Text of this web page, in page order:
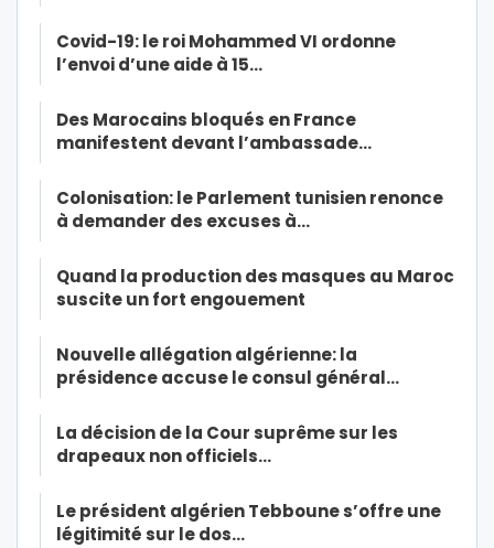
Covid-19: le roi Mohammed VI ordonne
l’envoi d’une aide à 15…
Des Marocains bloqués en France
manifestent devant l’ambassade…
Colonisation: le Parlement tunisien renonce
à demander des excuses à…
Quand la production des masques au Maroc
suscite un fort engouement
Nouvelle allégation algérienne: la
présidence accuse le consul général…
La décision de la Cour suprême sur les
drapeaux non officiels…
Le président algérien Tebboune s’offre une
légitimité sur le dos…